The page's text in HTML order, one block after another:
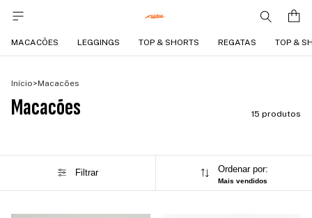
MACACÕES LEGGINGS TOP & SHORTS REGATAS TOP &
Início>Macacões
Macacões 15 produtos
Filtrar Ordenar por:
Mais vendidos